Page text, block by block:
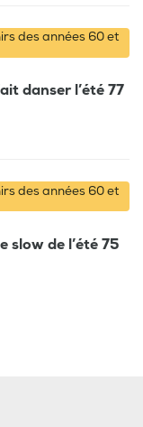
des années 60 et
danser l’été 77
des années 60 et
slow de l’été 75